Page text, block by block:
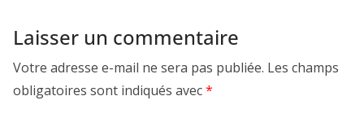
Laisser un commentaire
Votre adresse e-mail ne sera pas publiée. Les champs
obligatoires sont indiqués avec*